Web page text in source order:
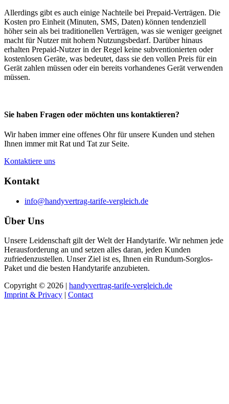
Allerdings gibt es auch einige Nachteile bei Prepaid-Verträgen. Die
Kosten pro Einheit (Minuten, SMS, Daten) können tendenziell
höher sein als bei traditionellen Verträgen, was sie weniger geeignet
macht für Nutzer mit hohem Nutzungsbedarf. Darüber hinaus
erhalten Prepaid-Nutzer in der Regel keine subventionierten oder
kostenlosen Geräte, was bedeutet, dass sie den vollen Preis für ein
Gerät zahlen müssen oder ein bereits vorhandenes Gerät verwenden
müssen.
Sie haben Fragen oder möchten uns kontaktieren?
Wir haben immer eine offenes Ohr für unsere Kunden und stehen
Ihnen immer mit Rat und Tat zur Seite.
Kontaktiere uns
Kontakt
info@handyvertrag-tarife-vergleich.de
Über Uns
Unsere Leidenschaft gilt der Welt der Handytarife. Wir nehmen jede
Herausforderung an und setzen alles daran, jeden Kunden
zufriedenzustellen. Unser Ziel ist es, Ihnen ein Rundum-Sorglos-
Paket und die besten Handytarife anzubieten.
Copyright © 2026 | handyvertrag-tarife-vergleich.de
Imprint & Privacy | Contact